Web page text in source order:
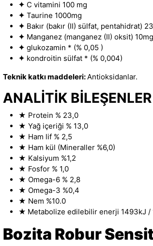
✦ C vitamini 100 mg
✦ Taurine 1000mg
✦ Bakır (bakır (II) sülfat, pentahidrat)
✦ Manganez (manganez (II) oksit) 10mg
✦ glukozamin * (% 0,05 )
✦ kondroitin sülfat * (% 0,004)
Teknik katkı maddeleri:Antioksidanlar.
ANALİTİK BİLEŞENLER
★ Protein % 23,0
★ Yağ içeriği % 13,0
★ Ham lif % 2,5
★ Ham kül (Mineraller %6,0)
★ Kalsiyum %1,2
★ Fosfor % 1,0
★ Omega-6 % 2,8
★ Omega-3 %0,4
★ Nem %10.0
★ Metabolize edilebilir enerji 1493kJ /
Bozita Robur